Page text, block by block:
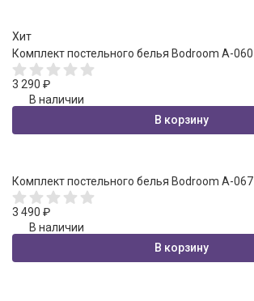
Хит
Комплект постельного белья Bodroom A-060
3 290 ₽
В наличии
В корзину
Комплект постельного белья Bodroom A-067
3 490 ₽
В наличии
В корзину